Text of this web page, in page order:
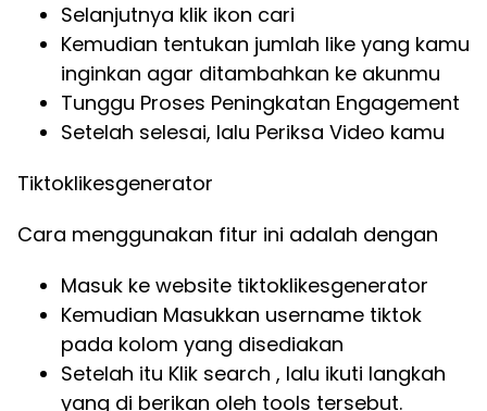
Selanjutnya klik ikon cari
Kemudian tentukan jumlah like yang kamu
inginkan agar ditambahkan ke akunmu
Tunggu Proses Peningkatan Engagement
Setelah selesai, lalu Periksa Video kamu
Tiktoklikesgenerator
Cara menggunakan fitur ini adalah dengan
Masuk ke website tiktoklikesgenerator
Kemudian Masukkan username tiktok
pada kolom yang disediakan
Setelah itu Klik search , lalu ikuti langkah
yang di berikan oleh tools tersebut.